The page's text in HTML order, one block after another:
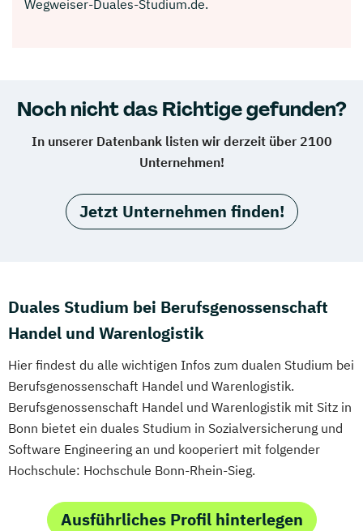
Wegweiser-Duales-Studium.de.
Noch nicht das Richtige gefunden?
In unserer Datenbank listen wir derzeit über 2100
Unternehmen!
Jetzt Unternehmen finden!
Duales Studium bei Berufsgenossenschaft
Handel und Warenlogistik
Hier findest du alle wichtigen Infos zum dualen Studium bei
Berufsgenossenschaft Handel und Warenlogistik.
Berufsgenossenschaft Handel und Warenlogistik mit Sitz in
Bonn bietet ein duales Studium in Sozialversicherung und
Software Engineering an und kooperiert mit folgender
Hochschule: Hochschule Bonn-Rhein-Sieg.
Ausführliches Profil hinterlegen